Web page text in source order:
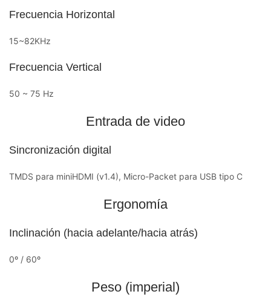
Frecuencia Horizontal
15~82KHz
Frecuencia Vertical
50 ~ 75 Hz
Entrada de video
Sincronización digital
TMDS para miniHDMI (v1.4), Micro-Packet para USB tipo C
Ergonomía
Inclinación (hacia adelante/hacia atrás)
0º / 60º
Peso (imperial)